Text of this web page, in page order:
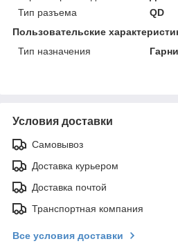
Тип разъема
QD
Пользовательские
Тип назначения
Условия доставки
Самовывоз
Доставка курьером
Доставка почтой
Транспортная компания
Все условия доставки